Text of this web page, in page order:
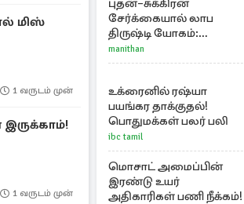
மிஸ்
1 வருடம் முன்
1 வருடம் முன்
புதன்–சுக்கிரன்
சேர்க்கையால் லாப
திருஷ்டி யோகம்:
அதிர்ஷ்டம் பெறும் டாப் 3
ராசிகள்!
manithan
உக்ரைனில் ரஷ்யா
பயங்கர தாக்குதல்!
பொதுமக்கள் பலர் பலி
ibc tamil
மொசாட் அமைப்பின்
இரண்டு உயர்
அதிகாரிகள் பணி நீக்கம்!